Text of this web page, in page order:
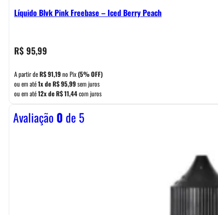
Líquido Blvk Pink Freebase – Iced Berry Peach
R$95,99
A partir deR$91,19no Pix(5% OFF)
ou em até1x deR$95,99sem juros
ou em até12x deR$11,44com juros
Avaliação0 de 5